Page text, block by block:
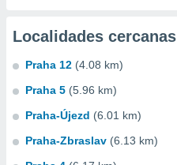
Localidades cercanas
Praha 12 (4.08 km)
Praha 5 (5.96 km)
Praha-Újezd (6.01 km)
Praha-Zbraslav (6.13 km)